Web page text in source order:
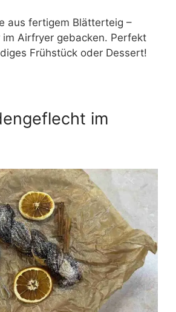
aus fertigem Blätterteig –
im Airfryer gebacken. Perfekt
Frühstück oder Dessert!
im